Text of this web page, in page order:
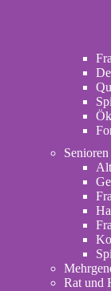
Senioren
Rat und